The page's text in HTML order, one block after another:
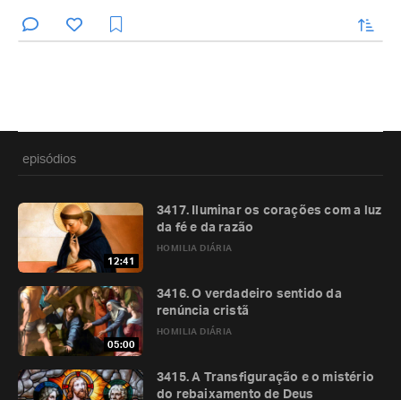
enviar
episódios
12:41
HOMILIA DIÁRIA
3417. Iluminar os corações com a luz
da fé e da razão
05:00
HOMILIA DIÁRIA
3416. O verdadeiro sentido da
renúncia cristã
3415. A Transfiguração e o mistério
do rebaixamento de Deus